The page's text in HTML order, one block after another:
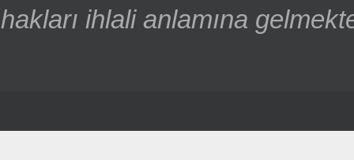
hakları ihlali anlamına